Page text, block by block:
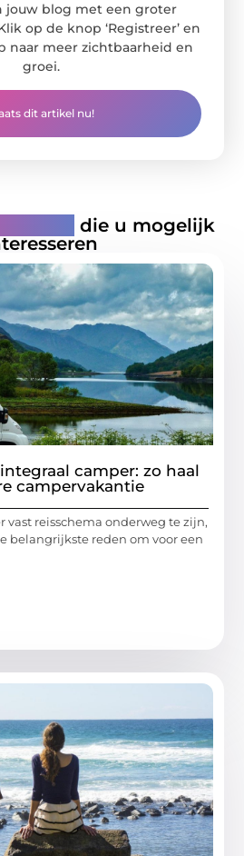
jouw blog met een groter
op de knop ‘Registreer’ en
naar meer zichtbaarheid en
groei.
dit artikel nu!
die u mogelijk
camper: zo haal
campervakantie
vast reisschema onderweg te zijn,
belangrijkste reden om voor een